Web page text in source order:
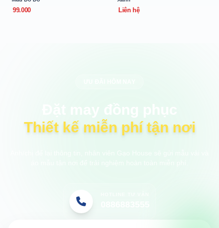
99.000 Liên hệ
Thiết kế miễn phí tận nơi